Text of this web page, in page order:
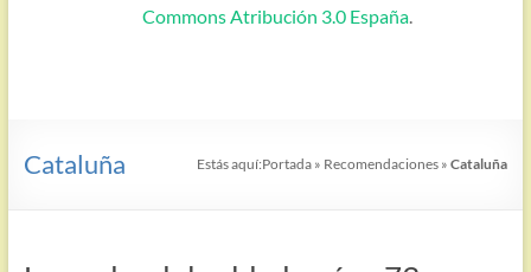
Commons Atribución 3.0 España.
Cataluña Estás aquí:Portada » Recomendaciones »Cataluña